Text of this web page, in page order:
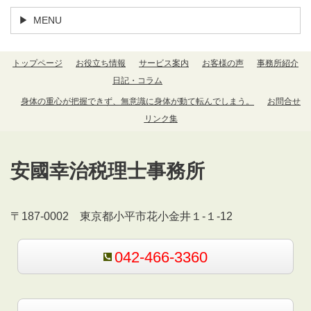
MENU
トップページ お役立ち情報 サービス案内 お客様の声
事務所紹介
日記・コラム
身体の重心が把握できず、無意識に身体が動て転んでしまう。
お問合せ
リンク集
安國幸治税理士事務所
〒187-0002 東京都小平市花小金井１-１-12
042-466-3360